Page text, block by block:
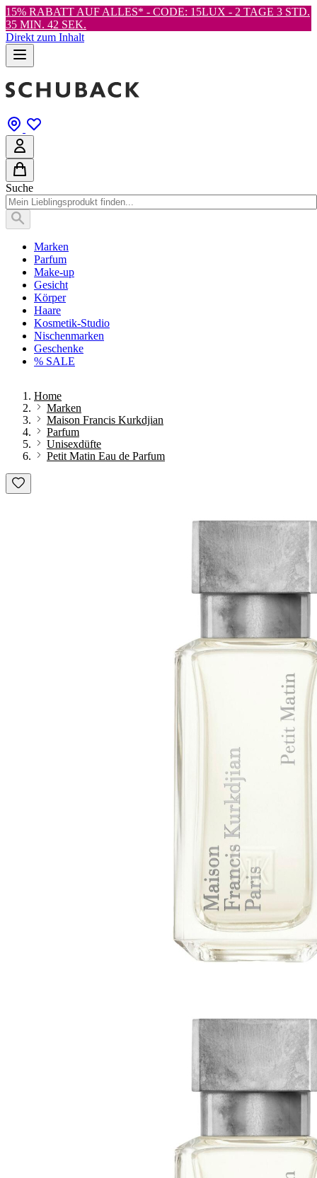
15% RABATT AUF ALLES* - CODE: 15LUX - 2 TAGE 3 STD.
35 MIN. 41 SEK.
Direkt zum Inhalt
Suche
Marken
Parfum
Make-up
Gesicht
Körper
Haare
Kosmetik-Studio
Nischenmarken
Geschenke
% SALE
Home
Marken
Maison Francis Kurkdjian
Parfum
Unisexdüfte
Petit Matin Eau de Parfum